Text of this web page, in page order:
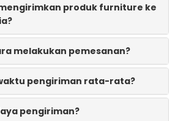
produk furniture ke
melakukan pemesanan?
pengiriman rata-rata?
pengiriman?